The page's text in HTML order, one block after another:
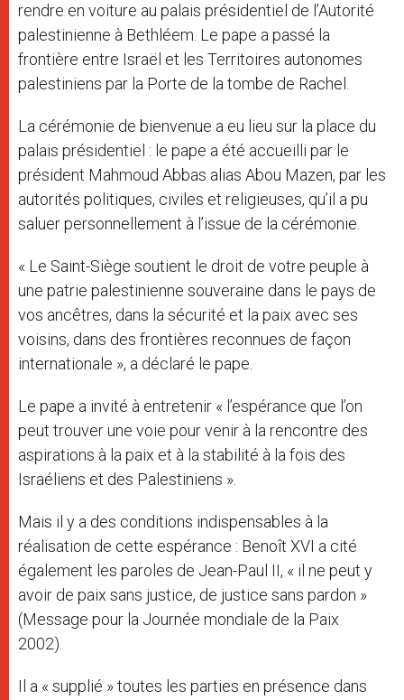
rendre en voiture au palais présidentiel de l’Autorité
palestinienne à Bethléem. Le pape a passé la
frontière entre Israël et les Territoires autonomes
palestiniens par la Porte de la tombe de Rachel.
La cérémonie de bienvenue a eu lieu sur la place du
palais présidentiel : le pape a été accueilli par le
président Mahmoud Abbas alias Abou Mazen, par les
autorités politiques, civiles et religieuses, qu’il a pu
saluer personnellement à l’issue de la cérémonie.
« Le Saint-Siège soutient le droit de votre peuple à
une patrie palestinienne souveraine dans le pays de
vos ancêtres, dans la sécurité et la paix avec ses
voisins, dans des frontières reconnues de façon
internationale », a déclaré le pape.
Le pape a invité à entretenir « l’espérance que l’on
peut trouver une voie pour venir à la rencontre des
aspirations à la paix et à la stabilité à la fois des
Israéliens et des Palestiniens ».
Mais il y a des conditions indispensables à la
réalisation de cette espérance : Benoît XVI a cité
également les paroles de Jean-Paul II, « il ne peut y
avoir de paix sans justice, de justice sans pardon »
(Message pour la Journée mondiale de la Paix
2002).
Il a « supplié » toutes les parties en présence dans